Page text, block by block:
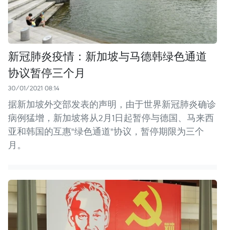
新冠肺炎疫情：新加坡与马德韩绿色通道
协议暂停三个月
30/01/2021 08:14
据新加坡外交部发表的声明，由于世界新冠肺炎确诊
病例猛增，新加坡将从2月1日起暂停与德国、马来西
亚和韩国的互惠"绿色通道"协议，暂停期限为三个
月。